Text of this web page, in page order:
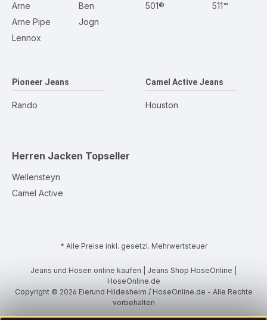
Arne
Arne Pipe
Lennox
Ben
Jogn
501® 511™
Pioneer Jeans
Rando
Camel Active Jeans
Houston
Herren Jacken Topseller
Wellensteyn
Camel Active
* Alle Preise inkl. gesetzl. Mehrwertsteuer
Jeans und Hosen online kaufen | Jeans Shop HoseOnline |
HoseOnline.de
Copyright © 2026 Eierund Hildesheim / HoseOnline.de - Alle Rechte
vorbehalten